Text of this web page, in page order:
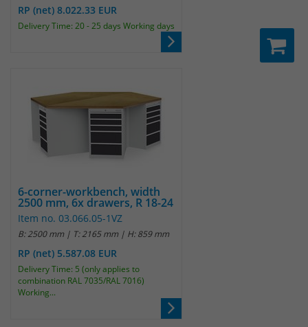
RP (net) 8.022.33 EUR
Delivery Time: 20 - 25 days Working days
6-corner-workbench, width
2500 mm, 6x drawers, R 18-24
Item no. 03.066.05-1VZ
B: 2500 mm | T: 2165 mm | H: 859 mm
RP (net) 5.587.08 EUR
Delivery Time: 5 (only applies to
combination RAL 7035/RAL 7016)
Working...
sind damit externen Unternehmen
unzugänglich.
Anbieter
Laufzeit 30 Minuten
Das Cookie wird genutzt um temporär
Name _pk_cvar
Anbieter Matomo
Laufzeit 30 Minuten
Das Cookie wird genutzt um temporär